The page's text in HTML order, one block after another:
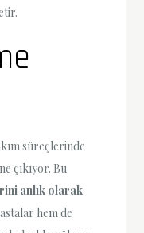
süreçlerinde
çıkıyor. Bu
anlık olarak
hem de